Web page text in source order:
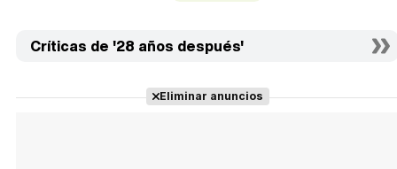
Críticas de '28 años después'
Eliminar anuncios